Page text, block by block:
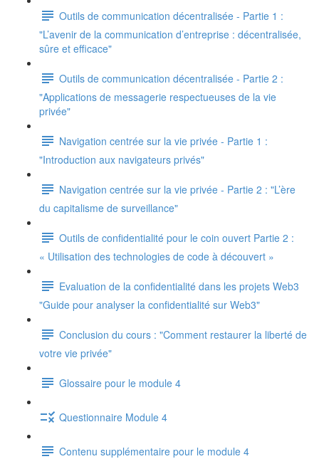
Outils de communication décentralisée - Partie 1 :
"L’avenir de la communication d’entreprise : décentralisée,
sûre et efficace"
Outils de communication décentralisée - Partie 2 :
"Applications de messagerie respectueuses de la vie
privée"
Navigation centrée sur la vie privée - Partie 1 :
"Introduction aux navigateurs privés"
Navigation centrée sur la vie privée - Partie 2 : "L’ère
du capitalisme de surveillance"
Outils de confidentialité pour le coin ouvert Partie 2 :
« Utilisation des technologies de code à découvert »
Evaluation de la confidentialité dans les projets Web3
"Guide pour analyser la confidentialité sur Web3"
Conclusion du cours : "Comment restaurer la liberté de
votre vie privée"
Glossaire pour le module 4
Questionnaire Module 4
Contenu supplémentaire pour le module 4